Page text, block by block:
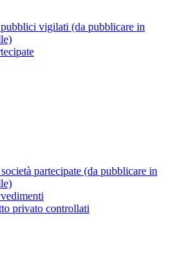
vigilati (da pubblicare in
partecipate (da pubblicare in
privato controllati